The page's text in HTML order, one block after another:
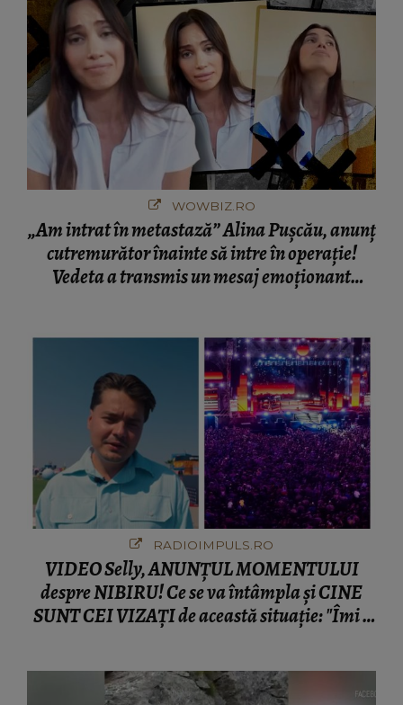
WOWBIZ.RO
„Am intrat în metastază” Alina Pușcău, anunț
cutremurător înainte să intre în operație!
Vedeta a transmis un mesaj emoționant
RADIOIMPULS.RO
VIDEO Selly, ANUNȚUL MOMENTULUI
despre NIBIRU! Ce se va întâmpla și CINE
SUNT CEI VIZAȚI de această situație: "Îmi e